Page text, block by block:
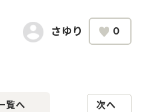
さゆり 0
次へ
覧へ